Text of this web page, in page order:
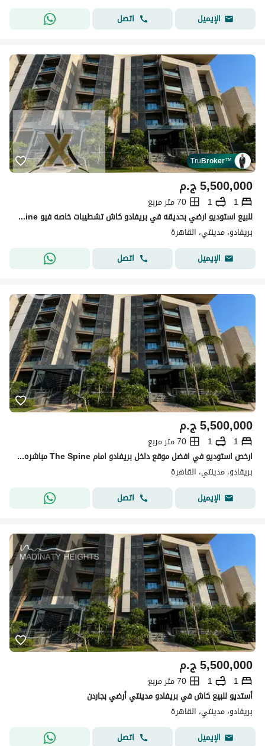
الإيميل
اتصل
TruBroker™
ج.م5,500,000
1
1
70 متر مربع
للبيع استوديو ارضي بحديقه في بريفادو كاش تشطيبات خاصه فيو spine
بريفادو، مدينتي، القاهرة
الإيميل
اتصل
ج.م5,500,000
1
1
70 متر مربع
ارخص استوديو في افضل موقع داخل بريفادو امام The Spine مباشره والفرصه لن تتكرر
بريفادو، مدينتي، القاهرة
الإيميل
اتصل
ج.م5,500,000
1
1
70 متر مربع
أستديو للبيع كاش في بريفادو مدينتي أرضي بجاردن
بريفادو، مدينتي، القاهرة
الإيميل
اتصل